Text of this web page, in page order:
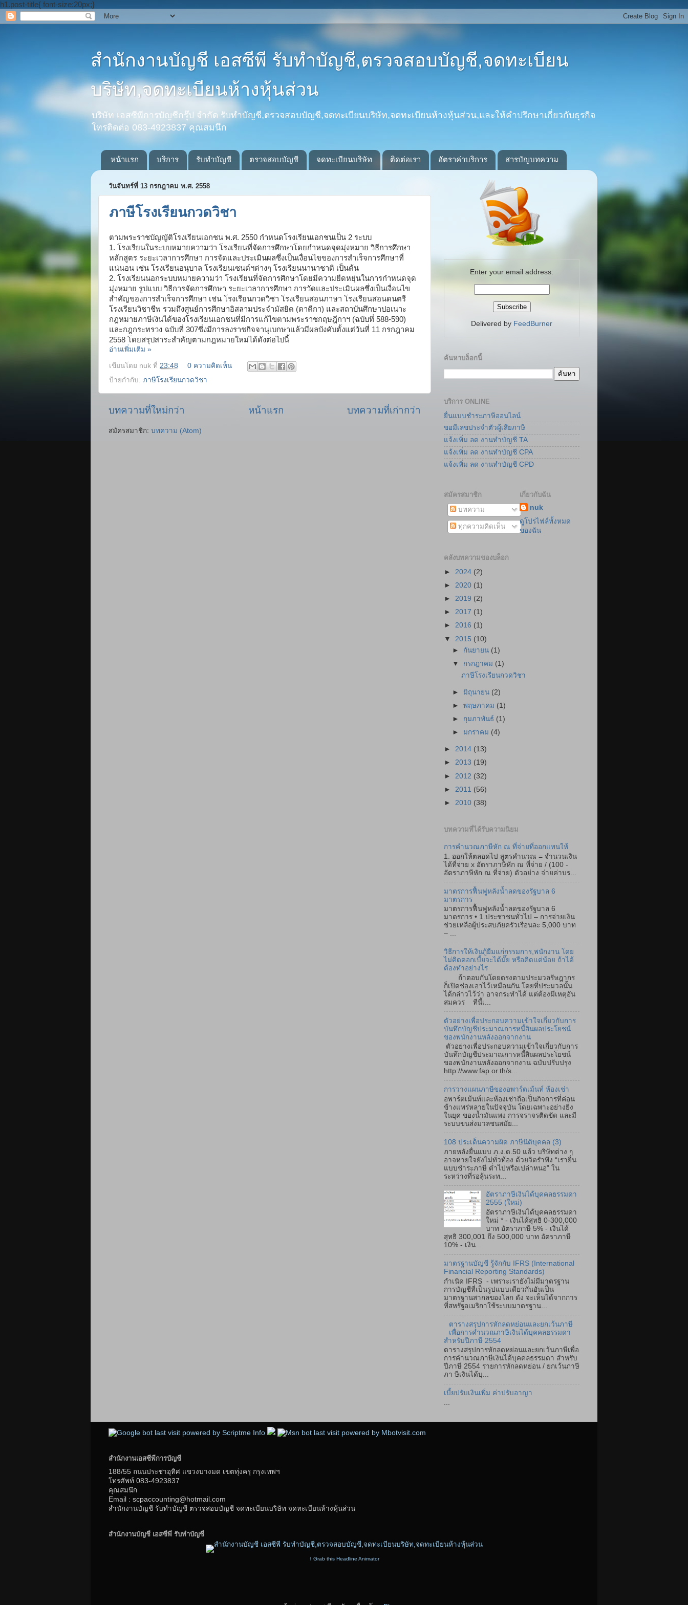
h1.post-title{ font-size:20px;}
สำนักงานบัญชี เอสซีพี รับทำบัญชี,ตรวจสอบบัญชี,จดทะเบียน
บริษัท,จดทะเบียนห้างหุ้นส่วน
บริษัท เอสซีพีการบัญชีกรุ๊ป จำกัด รับทำบัญชี,ตรวจสอบบัญชี,จดทะเบียนบริษัท,จดทะเบียนห้างหุ้นส่วน,และให้คำปรึกษาเกี่ยวกับธุรกิจ
โทรติดต่อ 083-4923837 คุณสมนึก
หน้าแรก บริการ รับทำบัญชี ตรวจสอบบัญชี จดทะเบียนบริษัท ติดต่อเรา อัตราค่าบริการ สารบัญบทความ
วันจันทร์ที่ 13 กรกฎาคม พ.ศ. 2558
ภาษีโรงเรียนกวดวิชา
ตามพระราชบัญญัติโรงเรียนเอกชน พ.ศ. 2550 กำหนดโรงเรียนเอกชนเป็น 2 ระบบ
1. โรงเรียนในระบบหมายความว่า โรงเรียนที่จัดการศึกษาโดยกำหนดจุดมุ่งหมาย วิธีการศึกษา
หลักสูตร ระยะเวลาการศึกษา การจัดและประเมินผลซึ่งเป็นเงื่อนไขของการสำเร็จการศึกษาที่
แน่นอน เช่น โรงเรียนอนุบาล โรงเรียนเซนต์ฯต่างๆ โรงเรียนนานาชาติ เป็นต้น
2. โรงเรียนนอกระบบหมายความว่า โรงเรียนที่จัดการศึกษาโดยมีความยืดหยุ่นในการกำหนดจุด
มุ่งหมาย รูปแบบ วิธีการจัดการศึกษา ระยะเวลาการศึกษา การวัดและประเมินผลซึ่งเป็นเงื่อนไข
สำคัญของการสำเร็จการศึกษา เช่น โรงเรียนกวดวิชา โรงเรียนสอนภาษา โรงเรียนสอนดนตรี
โรงเรียนวิชาชีพ รวมถึงศูนย์การศึกษาอิสลามประจำมัสยิด (ตาตีกา) และสถาบันศึกษาปอเนาะ
กฎหมายภาษีเงินได้ของโรงเรียนเอกชนที่มีการแก้ไขตามพระราชกฤษฎีกาฯ (ฉบับที่ 588-590)
และกฎกระทรวง ฉบับที่ 307ซึ่งมีการลงราชกิจจานุเบกษาแล้วมีผลบังคับตั้งแต่วันที่ 11 กรกฎาคม
2558 โดยสรุปสาระสำคัญตามกฎหมายใหม่ได้ดังต่อไปนี้
อ่านเพิ่มเติม »
เขียนโดย nuk ที่ 23:48
0 ความคิดเห็น
ป้ายกำกับ: ภาษีโรงเรียนกวดวิชา
บทความที่ใหม่กว่า บทความที่เก่ากว่า
หน้าแรก
สมัครสมาชิก: บทความ (Atom)
Enter your email address:
Delivered by FeedBurner
ค้นหาบล็อกนี้
บริการ ONLINE
ยื่นแบบชำระภาษีออนไลน์
ขอมีเลขประจำตัวผู้เสียภาษี
แจ้งเพิ่ม ลด งานทำบัญชี TA
แจ้งเพิ่ม ลด งานทำบัญชี CPA
แจ้งเพิ่ม ลด งานทำบัญชี CPD
สมัครสมาชิก
บทความ
ทุกความคิดเห็น
เกี่ยวกับฉัน
nuk
ดูโปรไฟล์ทั้งหมด
ของฉัน
คลังบทความของบล็อก
► 2024 (2)
► 2020 (1)
► 2019 (2)
► 2017 (1)
► 2016 (1)
▼ 2015 (10)
► กันยายน (1)
▼ กรกฎาคม (1)
ภาษีโรงเรียนกวดวิชา
► มิถุนายน (2)
►พฤษภาคม (1)
► กุมภาพันธ์ (1)
► มกราคม (4)
► 2014 (13)
► 2013 (19)
► 2012 (32)
► 2011 (56)
► 2010 (38)
บทความที่ได้รับความนิยม
การคำนวณภาษีหัก ณ ที่จ่ายที่ออกแทนให้
1. ออกให้ตลอดไป สูตรคำนวณ = จำนวนเงิน
ได้ที่จ่าย x อัตราภาษีหัก ณ ที่จ่าย / (100 -
อัตราภาษีหัก ณ ที่จ่าย) ตัวอย่าง จ่ายค่าบร...
มาตรการฟื้นฟูหลังน้ำลดของรัฐบาล 6
มาตรการ
มาตรการฟื้นฟูหลังน้ำลดของรัฐบาล 6
มาตรการ • 1.ประชาชนทั่วไป – การจ่ายเงิน
ช่วยเหลือผู้ประสบภัยครัวเรือนละ 5,000 บาท
– ...
วิธีการให้เงินกู้ยืมแก่กรรมการ,พนักงาน โดย
ไม่คิดดอกเบี้ยจะได้มั๊ย หรือคิดแต่น้อย ถ้าได้
ต้องทำอย่างไร
ถ้าตอบกันโดยตรงตามประมวลรัษฎากร
ก็เปิดช่องเอาไว้เหมือนกัน โดยที่ประมวลนั้น
ได้กล่าวไว้ว่า อาจกระทำได้ แต่ต้องมีเหตุอัน
สมควร ทีนี้เ...
ตัวอย่างเพื่อประกอบความเข้าใจเกี่ยวกับการ
บันทึกบัญชีประมาณการหนี้สินผลประโยชน์
ของพนักงานหลังออกจากงาน
ตัวอย่างเพื่อประกอบความเข้าใจเกี่ยวกับการ
บันทึกบัญชีประมาณการหนี้สินผลประโยชน์
ของพนักงานหลังออกจากงาน ฉบับปรับปรุง
http://www.fap.or.th/s...
การวางแผนภาษีของอพาร์ตเม้นท์ ห้องเช่า
อพาร์ตเม้นท์และห้องเช่าถือเป็นกิจการที่ค่อน
ข้างแพร่หลายในปัจจุบัน โดยเฉพาะอย่างยิ่ง
ในยุค ของน้ำมันแพง การจราจรติดขัด และมี
ระบบขนส่งมวลชนสมัย...
108 ประเด็นความผิด ภาษีนิติบุคคล (3)
ภายหลังยื่นแบบ ภ.ง.ด.50 แล้ว บริษัทต่าง ๆ
อาจหายใจยังไม่ทั่วท้อง ด้วยจิตรำพึง “เรายื่น
แบบชำระภาษี ต่ำไปหรือเปล่าหนอ” ใน
ระหว่างที่รอลุ้นระท...
อัตราภาษีเงินได้บุคคลธรรมดา
2555 (ใหม่)
อัตราภาษีเงินได้บุคคลธรรมดา
ใหม่ * - เงินได้สุทธิ 0-300,000
บาท อัตราภาษี 5% - เงินได้
สุทธิ 300,001 ถึง 500,000 บาท อัตราภาษี
10% - เงิน...
มาตรฐานบัญชี รู้จักกับ IFRS (International
Financial Reporting Standards)
กำเนิด IFRS - เพราะเรายังไม่มีมาตรฐาน
การบัญชีที่เป็นรูปแบบเดียวกันอันเป็น
มาตรฐานสากลของโลก ดัง จะเห็นได้จากการ
ที่สหรัฐอเมริกาใช้ระบบมาตรฐาน...
ตารางสรุปการหักลดหย่อนและยกเว้นภาษี
เพื่อการคำนวณภาษีเงินได้บุคคลธรรมดา
สำหรับปีภาษี 2554
ตารางสรุปการหักลดหย่อนและยกเว้นภาษีเพื่อ
การคำนวณภาษีเงินได้บุคคลธรรมดา สำหรับ
ปีภาษี 2554 รายการหักลดหย่อน / ยกเว้นภาษี
ภา ษีเงินได้บุ...
เบี้ยปรับเงินเพิ่ม ค่าปรับอาญา
สำนักงานเอสซีพีการบัญชี
188/55 ถนนประชาอุทิศ แขวงบางมด เขตทุ่งครุ กรุงเทพฯ
โทรศัพท์ 083-4923837
คุณสมนึก
Email : scpaccounting@hotmail.com
สำนักงานบัญชี รับทำบัญชี ตรวจสอบบัญชี จดทะเบียนบริษัท จดทะเบียนห้างหุ้นส่วน
สำนักงานบัญชี เอสซีพี รับทำบัญชี
↑ Grab this Headline Animator